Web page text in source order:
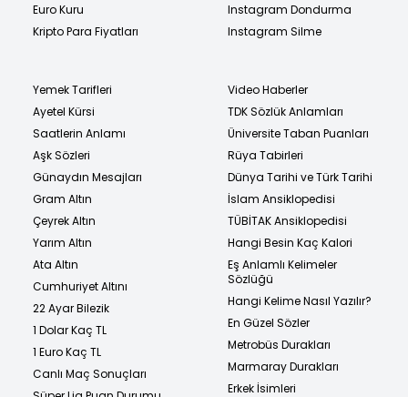
Euro Kuru
Kripto Para Fiyatları
Instagram Dondurma
Instagram Silme
Yemek Tarifleri
Ayetel Kürsi
Saatlerin Anlamı
Aşk Sözleri
Günaydın Mesajları
Gram Altın
Çeyrek Altın
Yarım Altın
Ata Altın
Cumhuriyet Altını
22 Ayar Bilezik
1 Dolar Kaç TL
1 Euro Kaç TL
Canlı Maç Sonuçları
Video Haberler
TDK Sözlük Anlamları
Üniversite Taban Puanları
Rüya Tabirleri
Dünya Tarihi ve Türk Tarihi
İslam Ansiklopedisi
TÜBİTAK Ansiklopedisi
Hangi Besin Kaç Kalori
Eş Anlamlı Kelimeler
Sözlüğü
Hangi Kelime Nasıl Yazılır?
En Güzel Sözler
Metrobüs Durakları
Marmaray Durakları
Erkek İsimleri